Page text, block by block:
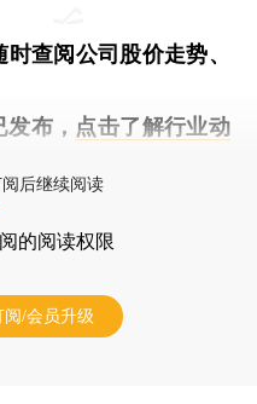
时查阅公司股价走势、
布， 点击了解行业动
后继续阅读
的阅读权限
阅/会员升级